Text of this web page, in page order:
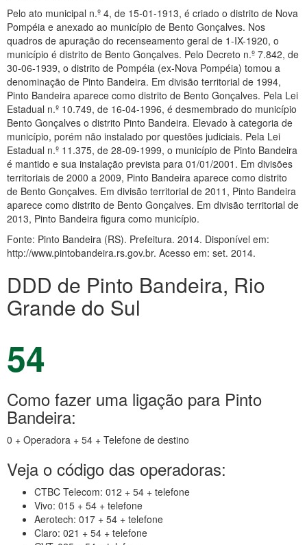
Pelo ato municipal n.º 4, de 15-01-1913, é criado o distrito de Nova
Pompéia e anexado ao município de Bento Gonçalves. Nos
quadros de apuração do recenseamento geral de 1-IX-1920, o
município é distrito de Bento Gonçalves. Pelo Decreto n.º 7.842, de
30-06-1939, o distrito de Pompéia (ex-Nova Pompéia) tomou a
denominação de Pinto Bandeira. Em divisão territorial de 1994,
Pinto Bandeira aparece como distrito de Bento Gonçalves. Pela Lei
Estadual n.º 10.749, de 16-04-1996, é desmembrado do município
Bento Gonçalves o distrito Pinto Bandeira. Elevado à categoria de
município, porém não instalado por questões judiciais. Pela Lei
Estadual n.º 11.375, de 28-09-1999, o município de Pinto Bandeira
é mantido e sua instalação prevista para 01/01/2001. Em divisões
territoriais de 2000 a 2009, Pinto Bandeira aparece como distrito
de Bento Gonçalves. Em divisão territorial de 2011, Pinto Bandeira
aparece como distrito de Bento Gonçalves. Em divisão territorial de
2013, Pinto Bandeira figura como município.
Fonte: Pinto Bandeira (RS). Prefeitura. 2014. Disponível em:
http://www.pintobandeira.rs.gov.br. Acesso em: set. 2014.
DDD de Pinto Bandeira, Rio
Grande do Sul
54
Como fazer uma ligação para Pinto
Bandeira:
0 + Operadora + 54 + Telefone de destino
Veja o código das operadoras:
CTBC Telecom: 012 + 54 + telefone
Vivo: 015 + 54 + telefone
Aerotech: 017 + 54 + telefone
Claro: 021 + 54 + telefone